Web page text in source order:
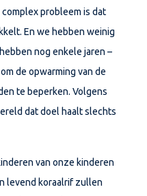
probleem is dat
En we hebben weinig
nog enkele jaren –
de opwarming van de
te beperken. Volgens
dat doel haalt slechts
van onze kinderen
levend koraalrif zullen